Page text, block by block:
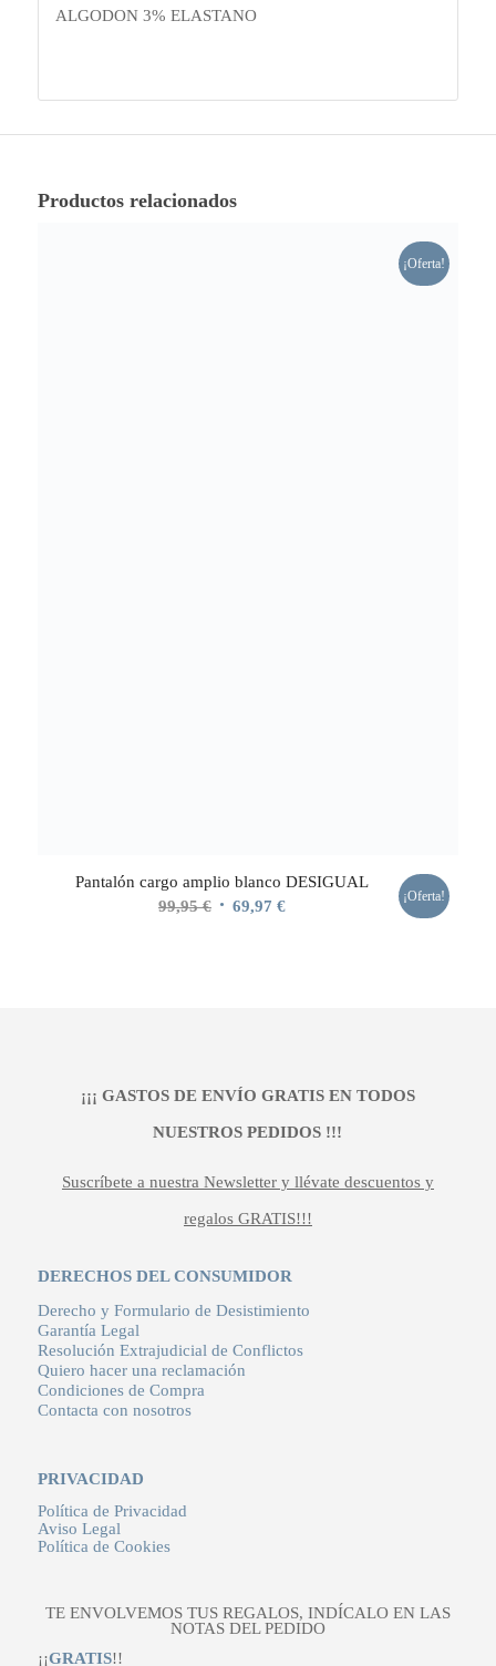
ALGODON 3% ELASTANO
Productos relacionados
¡Oferta!
Pantalón cargo amplio blanco DESIGUAL
99,95€ El 69,97 €El
¡Oferta!
¡¡¡ GASTOS DE ENVÍO GRATIS EN TODOS
NUESTROS PEDIDOS !!!
Suscríbete a nuestra Newsletter y llévate descuentos y
regalos GRATIS!!!
DERECHOS DEL CONSUMIDOR
Derecho y Formulario de Desistimiento
Garantía Legal
Resolución Extrajudicial de Conflictos
Quiero hacer una reclamación
Condiciones de Compra
Contacta con nosotros
PRIVACIDAD
Política de Privacidad
Aviso Legal
Política de Cookies
TE ENVOLVEMOS TUS REGALOS, INDÍCALO EN LAS
NOTAS DEL PEDIDO
¡¡GRATIS!!